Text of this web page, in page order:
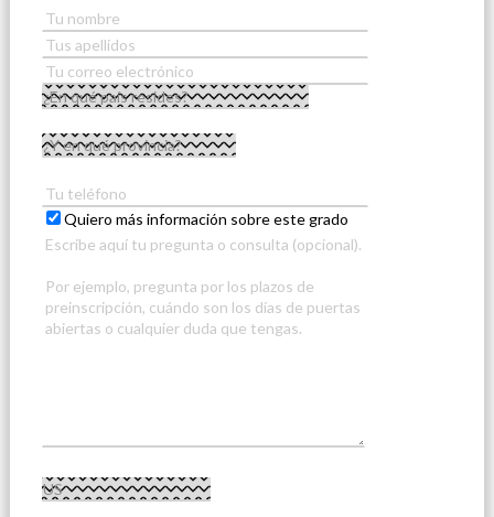
Quiero más información sobre este grado